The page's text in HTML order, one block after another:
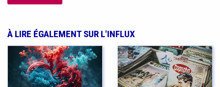
À LIRE ÉGALEMENT SUR L'INFLUX